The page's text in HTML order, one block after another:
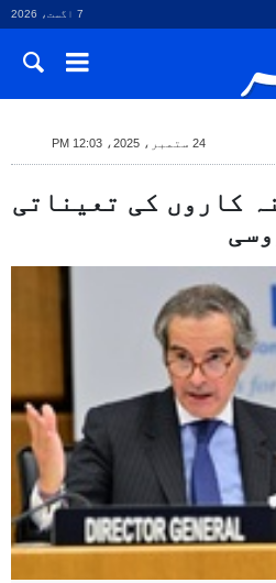
7 اگست، 2026
24 ستمبر، 2025، 12:03 PM
کاروں کی تعیناتی